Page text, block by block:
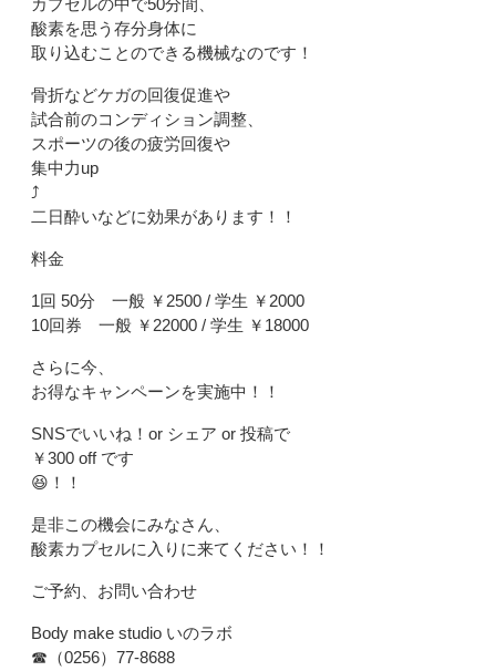
カプセルの中で50分間、
酸素を思う存分身体に
取り込むことのできる機械なのです！
骨折などケガの回復促進や
試合前のコンディション調整、
スポーツの後の疲労回復や
集中力up
⤴
二日酔いなどに効果があります！！
料金
1回 50分 一般 ￥2500 / 学生 ￥2000
10回券 一般 ￥22000 / 学生 ￥18000
さらに今、
お得なキャンペーンを実施中！！
SNSでいいね！or シェア or 投稿で
￥300 off です
😆 ！！
是非この機会にみなさん、
酸素カプセルに入りに来てください！！
ご予約、お問い合わせ
Body make studio いのラボ
☎ （0256）77-8688